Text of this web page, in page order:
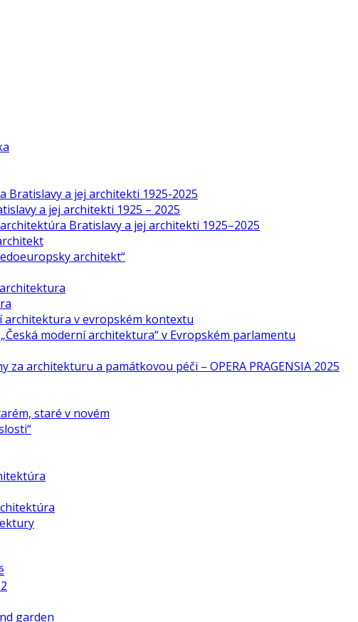
Bratislavy a jej architekti 1925-2025
a jej architekti 1925 – 2025
Bratislavy a jej architekti 1925–2025
architekt“
architektura v evropském kontextu
moderní architektura“ v Evropském parlamentu
za architekturu a památkovou péči – OPERA PRAGENSIA 2025
staré v novém
garden